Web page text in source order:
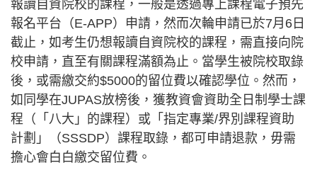
報讀自資院校的課程，一般是透過專上課程電子預先
報名平台（E-APP）申請，然而次輪申請已於7月6日
截止，如考生仍想報讀自資院校的課程，需直接向院
校申請，直至有關課程滿額為止。當學生被院校取錄
後，或需繳交約$5000的留位費以確認學位。然而，
如同學在JUPAS放榜後，獲教資會資助全日制學士課
程（「八大」的課程）或「指定專業/界別課程資助
計劃」（SSSDP）課程取錄，都可申請退款，毋需
擔心會白白繳交留位費。